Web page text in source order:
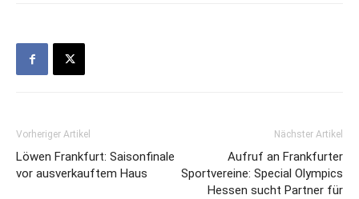
Vorheriger Artikel
Löwen Frankfurt: Saisonfinale
vor ausverkauftem Haus
Nächster Artikel
Aufruf an Frankfurter
Sportvereine: Special Olympics
Hessen sucht Partner für